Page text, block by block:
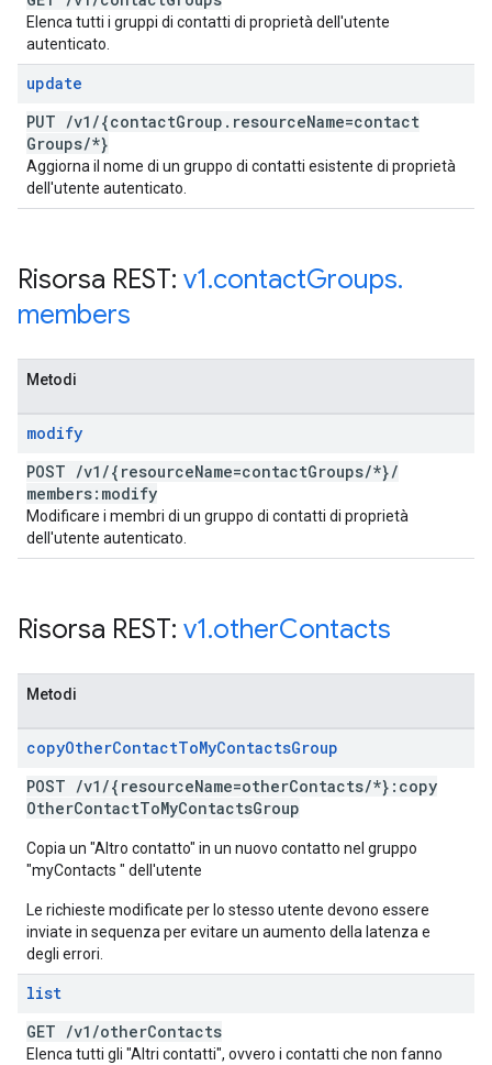
Elenca tutti i gruppi di contatti di proprietà dell'utente
autenticato.
update
PUT /v1 /{contactGroup . resourceName=contact
Groups/*}
Aggiorna il nome di un gruppo di contatti esistente di proprietà
dell'utente autenticato.
Risorsa REST: v1.contactGroups.
members
Metodi
modify
POST /v1 /{resourceName=contactGroups/*}/
members:modify
Modificare i membri di un gruppo di contatti di proprietà
dell'utente autenticato.
Risorsa REST: v1.otherContacts
Metodi
copyOtherContactToMyContactsGroup
POST /v1 /{resourceName=otherContacts/*}:copy
OtherContactToMyContactsGroup
Copia un "Altro contatto" in un nuovo contatto nel gruppo
"myContacts " dell'utente
Le richieste modificate per lo stesso utente devono essere
inviate in sequenza per evitare un aumento della latenza e
degli errori.
list
GET /v1 /otherContacts
Elenca tutti gli "Altri contatti", ovvero i contatti che non fanno